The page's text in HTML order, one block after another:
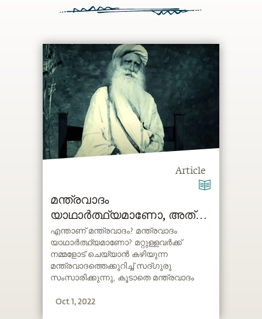
Article
മന്ത്രവാദം
യാഥാര്‍ത്ഥ്യമാണോ, അത്
എങ്ങനെ നീക്കംചെയ്യാം
എന്താണ് മന്ത്രവാദം? മന്ത്രവാദം
യാഥാര്‍ത്ഥ്യമാണോ? മറ്റുള്ളവർക്ക്
നമ്മളോട് ചെയ്യാൻ കഴിയുന്ന
മന്ത്രവാദത്തെക്കുറിച്ച് സദ്ഗുരു
സംസാരിക്കുന്നു, കൂടാതെ മന്ത്രവാദം
ഉപകരണവും പങ്കിടുന്നു.
Oct 1, 2022